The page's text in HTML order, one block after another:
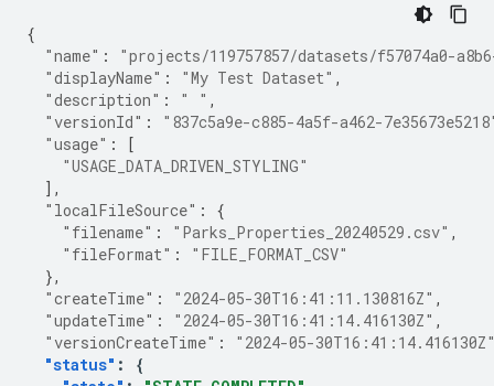
{
"name" :
"projects/119757857/datasets/f57074a0-
"displayName" : "My Test Dataset" ,
"description" : " " ,
"versionId" :
"837c5a9e-c885-4a5f-a462-
"usage" :
[
"USAGE_DATA_DRIVEN_STYLING"
],
"localFileSource" :
{
"filename" : "Parks_Properties_20240529.csv" ,
"fileFormat" :
"FILE_FORMAT_CSV"
},
"createTime" : "2024-05-30T16:41:11.130816Z" ,
"updateTime" : "2024-05-30T16:41:14.416130Z" ,
"versionCreateTime" :
"2024-05-
"status" :
{